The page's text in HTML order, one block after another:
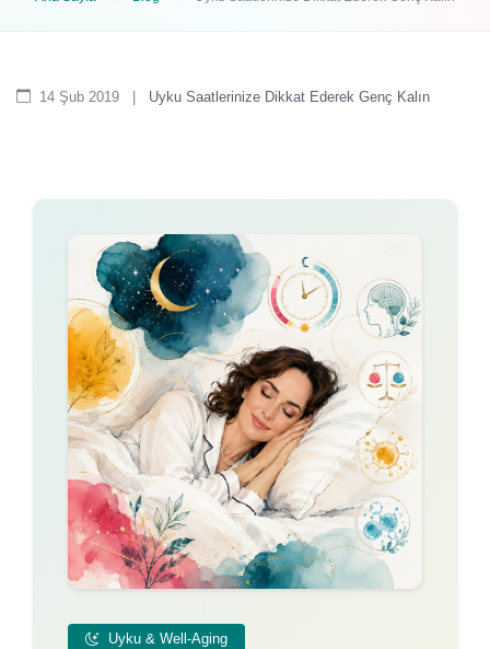
14 Şub 2019 Uyku Saatlerinize Dikkat Ederek Genç Kalın
Uyku & Well-Aging